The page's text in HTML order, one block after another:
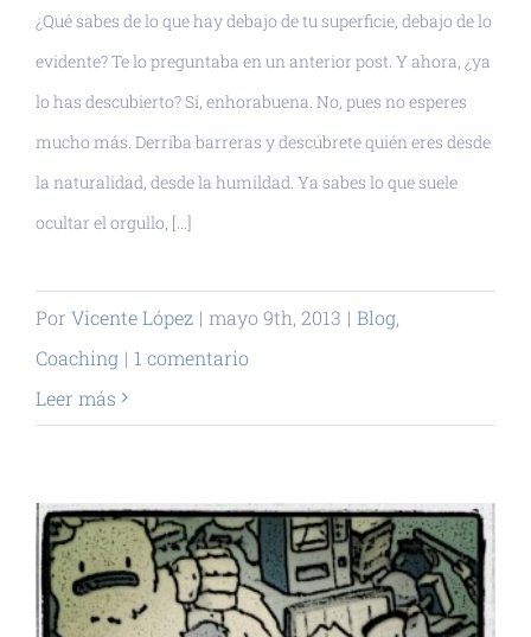
¿Qué sabes de lo que hay debajo de tu superficie, debajo de lo
evidente? Te lo preguntaba en un anterior post. Y ahora, ¿ya
lo has descubierto? Sí, enhorabuena. No, pues no esperes
mucho más. Derriba barreras y descúbrete quién eres desde
la naturalidad, desde la humildad. Ya sabes lo que suele
ocultar el orgullo, [...]
Por Vicente López | mayo 9th, 2013 | Blog,
Coaching | 1 comentario
Leer más